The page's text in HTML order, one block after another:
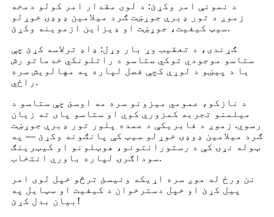
د نمونې امر وکړئ: د لوی مقدار امر کولو دمخه
زموږ د تور ډبرې جوړښت ګرد میلامین ډوډۍ خوړلو
سیټ کیفیت، جوړښت او ډیزاین ازموینه وکړئ.
ګړندی، د تعقیب وړ بار وړل: ډاډ ترلاسه کړئ چې
ستاسو موجودي توکي ستاسو د راتلونکي خدماتو رش
یا د پیښو د لوړې کچې فصل لپاره په مهالویش سره
راځي.
د نازکو، عمومي میزونو سره مه اوسئ چې ستاسو د
میلمنو تجربه کمزورې کوي او ستاسو پای ته زیان
رسوي. زموږ د فابریکې د عمده پلور تور ډبرې جوړښت
ګرد میلامین ډوډۍ خوړلو سیټ کې پانګونه وکړئ — په
ټوله نړۍ کې د رستورانتونو، هوټلونو او کیټرینګ
سوداګرۍ لپاره باوري انتخاب.
نن ورځ له موږ سره اړیکه ونیسئ ترڅو خپل لوی امر
پیل کړئ او خپل دسترخوان د کیفیت او سټایل په
بیان بدل کړئ!